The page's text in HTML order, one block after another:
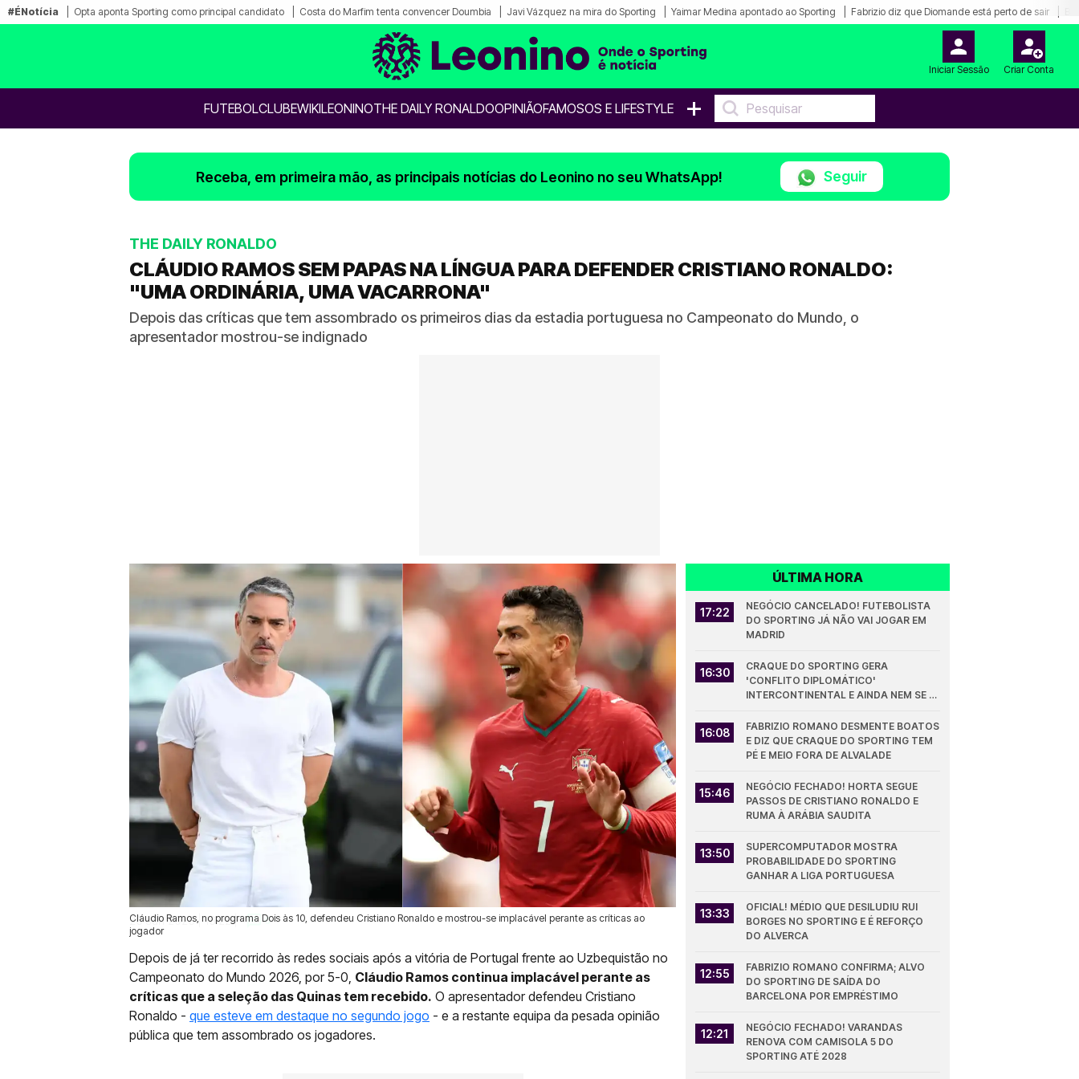
#ÉNotícia Opta aponta Sporting como principal candidato Costa do Marfim tenta convencer Doumbia Javi Vázquez na mira do Sporting Yaimar Medina apontado ao Sporting Fabrizio diz que Diomande está perto de sair
Iniciar Sessão Criar Conta
FUTEBOLCLUBEWIKILEONINOTHE DAILY RONALDOOPINIÃOFAMOSOS E LIFESTYLE +
Receba, em primeira mão, as principais notícias do Leonino no seu WhatsApp! Seguir
THE DAILY RONALDO
CLÁUDIO RAMOS SEM PAPAS NA LÍNGUA PARA DEFENDER CRISTIANO RONALDO:
"UMA ORDINÁRIA, UMA VACARRONA"
Depois das críticas que tem assombrado os primeiros dias da estadia portuguesa no Campeonato do Mundo, o
apresentador mostrou-se indignado
Cláudio Ramos, no programa Dois às 10, defendeu Cristiano Ronaldo e mostrou-se implacável perante as críticas ao
jogador
26 Jun 2026 | 16:22 | 0
Depois de já ter recorrido às redes sociais após a vitória de Portugal frente ao Uzbequistão no
Campeonato do Mundo 2026, por 5-0, Cláudio Ramos continua implacável perante as
críticas que a seleção das Quinas tem recebido. O apresentador defendeu Cristiano
Ronaldo - que esteve em destaque no segundo jogo - e a restante equipa da pesada opinião
pública que tem assombrado os jogadores.
ÚLTIMA HORA
17:22
NEGÓCIO CANCELADO! FUTEBOLISTA
DO SPORTING JÁ NÃO VAI JOGAR EM
MADRID
16:30
CRAQUE DO SPORTING GERA
'CONFLITO DIPLOMÁTICO'
INTERCONTINENTAL E AINDA NEM SE
16:08
FABRIZIO ROMANO DESMENTE BOATOS
E DIZ QUE CRAQUE DO SPORTING TEM
PÉ E MEIO FORA DE ALVALADE
15:46
NEGÓCIO FECHADO! HORTA SEGUE
PASSOS DE CRISTIANO RONALDO E
RUMA À ARÁBIA SAUDITA
13:50
SUPERCOMPUTADOR MOSTRA
PROBABILIDADE DO SPORTING
GANHAR A LIGA PORTUGUESA
13:33
OFICIAL! MÉDIO QUE DESILUDIU RUI
BORGES NO SPORTING E É REFORÇO
DO ALVERCA
12:55
FABRIZIO ROMANO CONFIRMA; ALVO
DO SPORTING DE SAÍDA DO
BARCELONA POR EMPRÉSTIMO
12:21
NEGÓCIO FECHADO! VARANDAS
RENOVA COM CAMISOLA 5 DO
SPORTING ATÉ 2028